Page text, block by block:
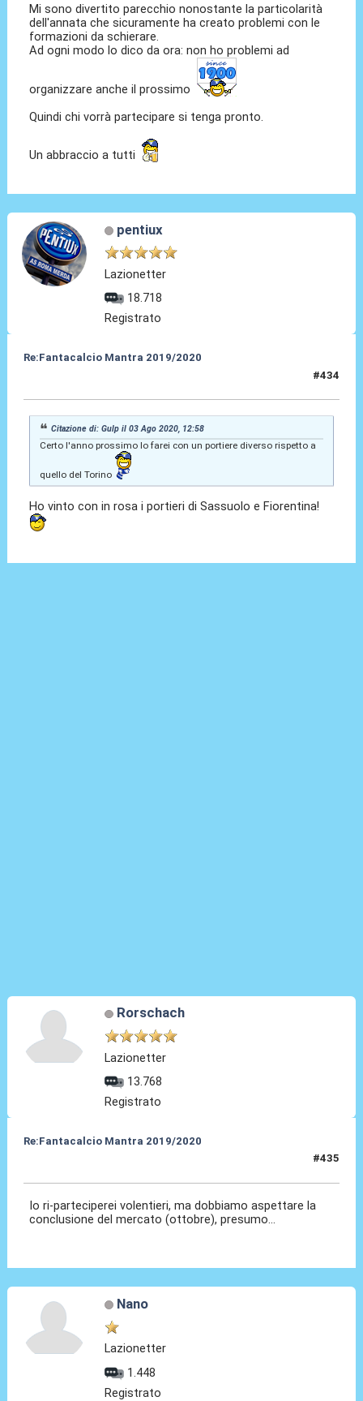
Mi sono divertito parecchio nonostante la particolarità
dell'annata che sicuramente ha creato problemi con le
formazioni da schierare.
Ad ogni modo lo dico da ora: non ho problemi ad
organizzare anche il prossimo
Quindi chi vorrà partecipare si tenga pronto.
Un abbraccio a tutti
pentiux
Lazionetter
18.718
Registrato
Re:Fantacalcio Mantra 2019/2020
#434
Citazione di: Gulp il 03 Ago 2020, 12:58
Certo l'anno prossimo lo farei con un portiere diverso rispetto a
quello del Torino
Ho vinto con in rosa i portieri di Sassuolo e Fiorentina!
Rorschach
Lazionetter
13.768
Registrato
Re:Fantacalcio Mantra 2019/2020
#435
Io ri-parteciperei volentieri, ma dobbiamo aspettare la
conclusione del mercato (ottobre), presumo...
Nano
Lazionetter
1.448
Registrato